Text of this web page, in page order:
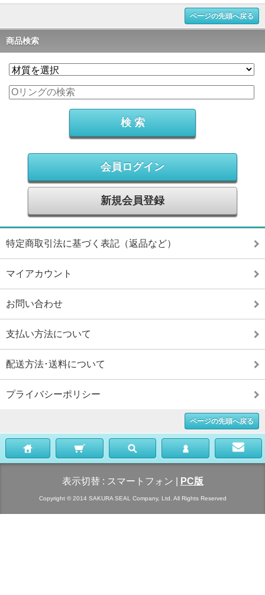
ページの先頭へ戻る
商品検索
会員ログイン
新規会員登録
特定商取引法に基づく表記（返品など）
マイアカウント
お問い合わせ
支払い方法について
配送方法･送料について
プライバシーポリシー
ページの先頭へ戻る
表示切替 : スマートフォン PC版
Copyright © 2014 SAKURA SEAL Company, Ltd. All Rights Reserved